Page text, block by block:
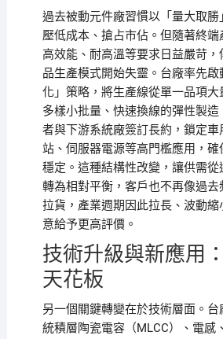
過去被動元件廠習慣以「量大取
壓低成本、搶占市佔。但隨著終端
高效能、耐高溫等要求日益嚴苛
品生產模式開始失靈。台廠率先
化」策略，將生產線從單一品項大
多樣小批量、快速換線的彈性製造
者與下游系統廠簽訂長約，鎖定
站、伺服器電源等高門檻應用，
穩定。這種結構性改變，讓供需從
轉為相對平衡，客戶也不再像過
拉貨，產業週期因此拉長、波動
意給予更高評價。
技術升級與新應用
天花板
另一個關鍵轉變在於技術層面。
統積層陶瓷電容（MLCC）、電感